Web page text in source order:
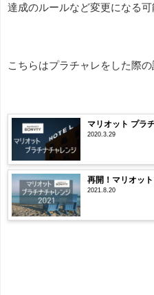
達成のルールなど変更になる可
こちらはプラチャレをした際の
マリオット プラ
2020.3.29
再開！マリオッ
2021.8.20